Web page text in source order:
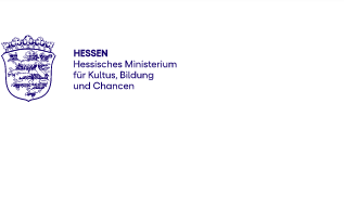
Hessen - Hessisches Ministerium